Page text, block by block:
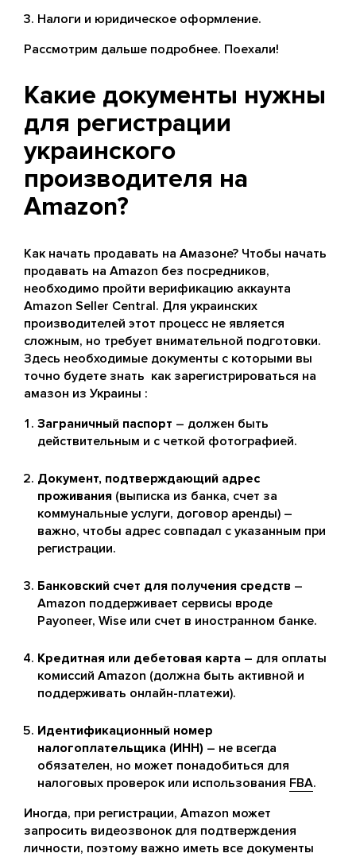
Налоги и юридическое оформление.
Рассмотрим дальше подробнее. Поехали!
Какие документы нужны
для регистрации
украинского
производителя на
Amazon?
Как начать продавать на Амазоне? Чтобы начать
продавать на Amazon без посредников,
необходимо пройти верификацию аккаунта
Amazon Seller Central. Для украинских
производителей этот процесс не является
сложным, но требует внимательной подготовки.
Здесь необходимые документы с которыми вы
точно будете знать как зарегистрироваться на
амазон из Украины :
Заграничный паспорт – должен быть
действительным и с четкой фотографией.
Документ, подтверждающий адрес
проживания (выписка из банка, счет за
коммунальные услуги, договор аренды) –
важно, чтобы адрес совпадал с указанным при
регистрации.
Банковский счет для получения средств –
Amazon поддерживает сервисы вроде
Payoneer, Wise или счет в иностранном банке.
Кредитная или дебетовая карта – для оплаты
комиссий Amazon (должна быть активной и
поддерживать онлайн-платежи).
Идентификационный номер
налогоплательщика (ИНН) – не всегда
обязателен, но может понадобиться для
налоговых проверок или использования FBA.
Иногда, при регистрации, Amazon может
запросить видеозвонок для подтверждения
личности, поэтому важно иметь все документы